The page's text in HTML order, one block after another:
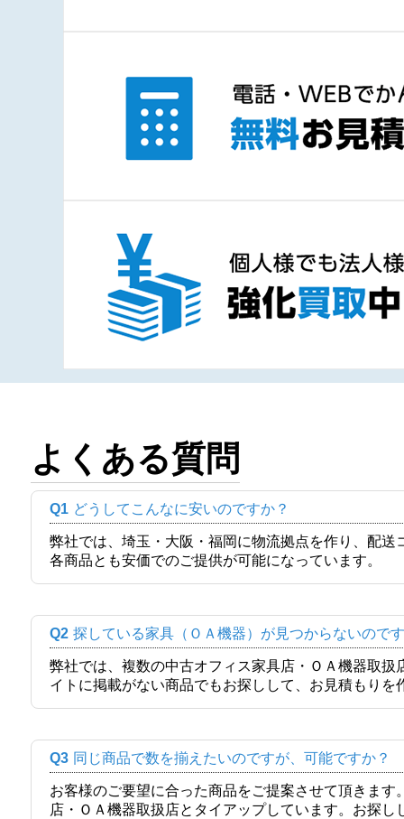
よくある質問
Q1 どうしてこんなに安いのですか？
弊社では、埼玉・大阪・福岡に物流拠点を作り、配
各商品とも安価でのご提供が可能になっています。
Q2 探している家具（ＯＡ機器）が見つからないので
弊社では、複数の中古オフィス家具店・ＯＡ機器取
イトに掲載がない商品でもお探しして、お見積もりを
Q3 同じ商品で数を揃えたいのですが、可能ですか？
お客様のご要望に合った商品をご提案させて頂きま
店・ＯＡ機器取扱店とタイアップしています。お探